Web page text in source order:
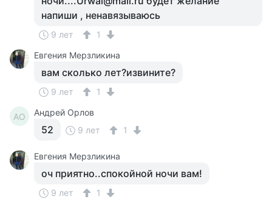
напиши , ненавязываюсь
9 лет
1
Евгения Мерзликина
вам сколько лет?извините?
9 лет 1
АО Андрей Орлов
52 9 лет 1
Евгения Мерзликина
оч приятно..спокойной ночи вам!
9 лет 1